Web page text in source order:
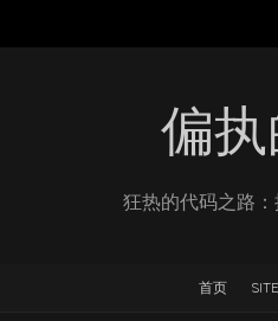
偏
狂热的代码之路
首页